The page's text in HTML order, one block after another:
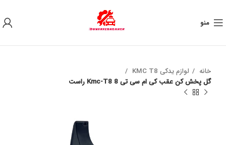
منو
خانه
لوازم یدکی KMC T8
گل پخش کن عقب کی ام سی تی 8 Kmc-T8 راست
به علت نوسان ارز ، لطفا قبل از خرید تماس بگیرید.